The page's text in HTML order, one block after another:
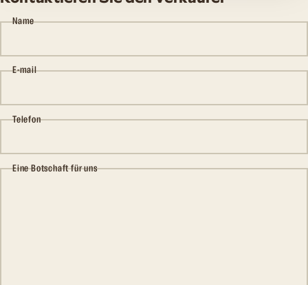
Name
E-mail
Telefon
Eine Botschaft für uns